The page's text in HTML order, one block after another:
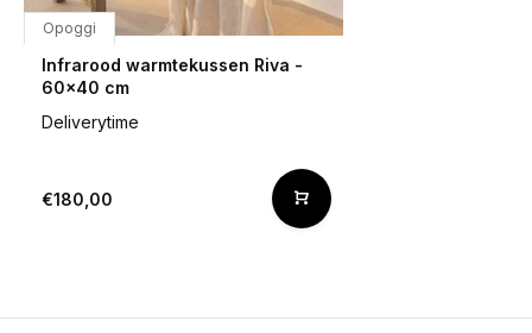
Opoggi
Infrarood warmtekussen Riva -
60x40 cm
Deliverytime
€180,00